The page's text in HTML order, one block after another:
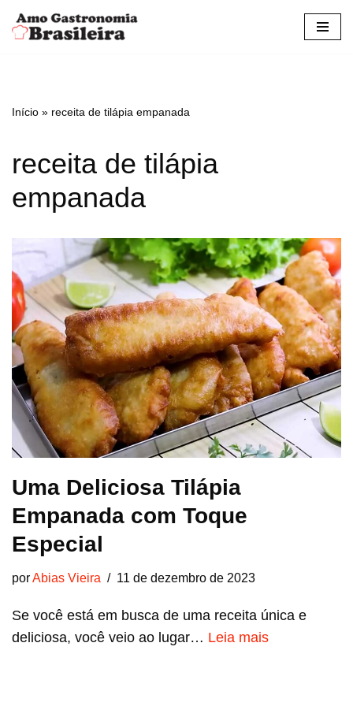
Pular
conteúdo
Início » receita de tilápia empanada
receita de tilápia
empanada
Uma Deliciosa Tilápia
Empanada com Toque
Especial
porAbias Vieira 11 de dezembro de 2023
Se você está em busca de uma receita única e
deliciosa, você veio ao lugar… Leia mais